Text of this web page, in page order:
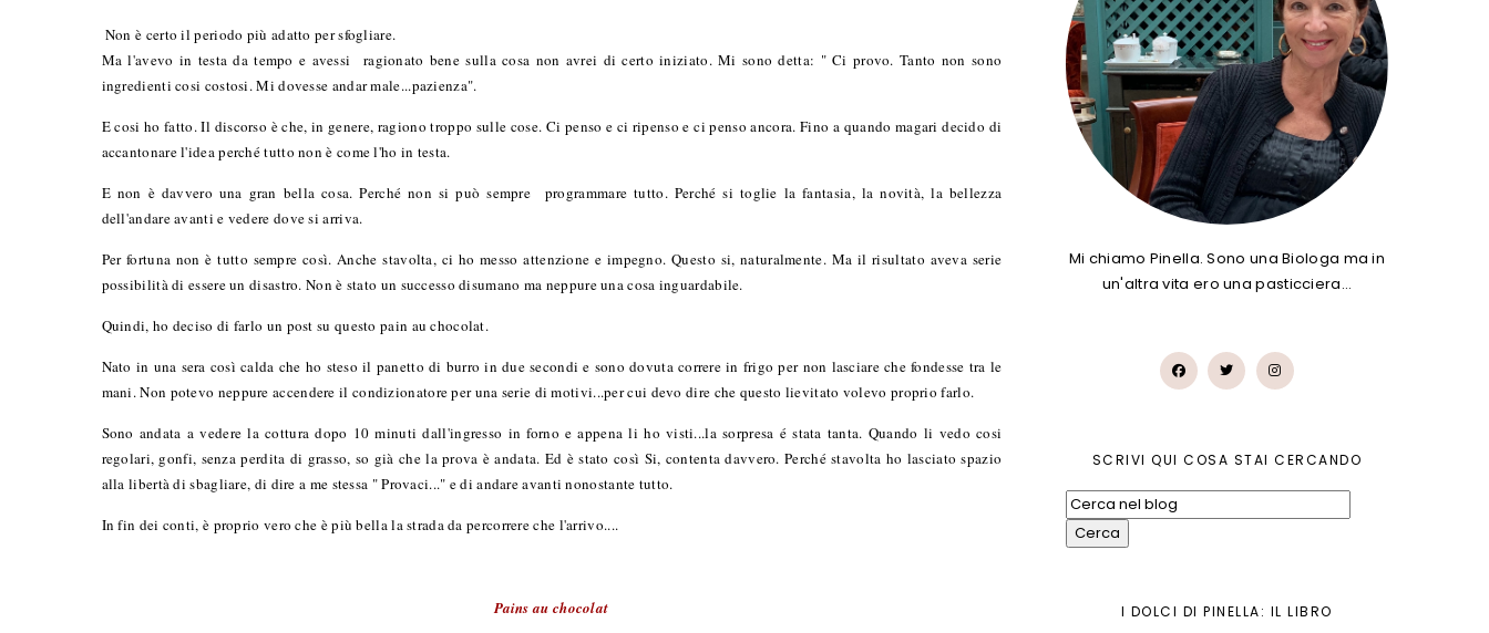
Non è certo il periodo più adatto per sfogliare.
Ma l'avevo in testa da tempo e avessi ragionato bene sulla cosa non avrei di certo iniziato. Mi sono detta: " Ci provo. Tanto non sono
ingredienti cosi costosi. Mi dovesse andar male...pazienza".
E cosi ho fatto. Il discorso è che, in genere, ragiono troppo sulle cose. Ci penso e ci ripenso e ci penso ancora. Fino a quando magari decido di
accantonare l'idea perché tutto non è come l'ho in testa.
E non è davvero una gran bella cosa. Perché non si può sempre programmare tutto. Perché si toglie la fantasia, la novità, la bellezza
dell'andare avanti e vedere dove si arriva.
Per fortuna non è tutto sempre così. Anche stavolta, ci ho messo attenzione e impegno. Questo si, naturalmente. Ma il risultato aveva serie
possibilità di essere un disastro. Non è stato un successo disumano ma neppure una cosa inguardabile.
Quindi, ho deciso di farlo un post su questo pain au chocolat.
Nato in una sera così calda che ho steso il panetto di burro in due secondi e sono dovuta correre in frigo per non lasciare che fondesse tra le
mani. Non potevo neppure accendere il condizionatore per una serie di motivi...per cui devo dire che questo lievitato volevo proprio farlo.
Sono andata a vedere la cottura dopo 10 minuti dall'ingresso in forno e appena li ho visti...la sorpresa é stata tanta. Quando li vedo cosi
regolari, gonfi, senza perdita di grasso, so già che la prova è andata. Ed è stato così Si, contenta davvero. Perché stavolta ho lasciato spazio
alla libertà di sbagliare, di dire a me stessa " Provaci..." e di andare avanti nonostante tutto.
In fin dei conti, è proprio vero che è più bella la strada da percorrere che l'arrivo....
Pains au chocolat
Mi chiamo Pinella. Sono una Biologa ma in
un'altra vita ero una pasticciera…
SCRIVI QUI COSA STAI CERCANDO
I DOLCI DI PINELLA: IL LIBRO